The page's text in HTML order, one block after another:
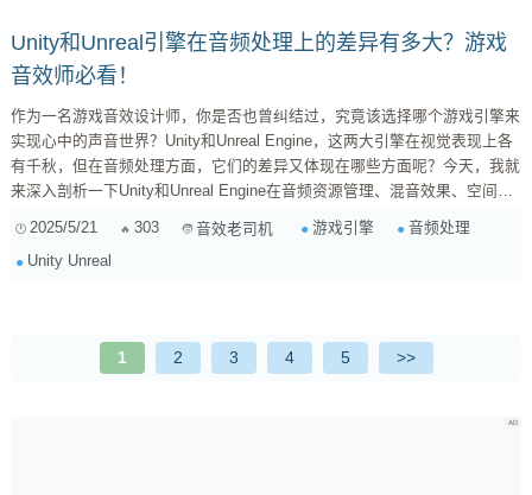
Unity和Unreal引擎在音频处理上的差异有多大？游戏
音效师必看！
作为一名游戏音效设计师，你是否也曾纠结过，究竟该选择哪个游戏引擎来
实现心中的声音世界？Unity和Unreal Engine，这两大引擎在视觉表现上各
有千秋，但在音频处理方面，它们的差异又体现在哪些方面呢？今天，我就
来深入剖析一下Unity和Unreal Engine在音频资源管理、混音效果、空间音
效等方面的技术差异，以及这些差异对游戏最终音频质量的影响。 一、音
频资源管理：殊途同归，各有侧重 Unity：简洁易用，灵活定制 Unity的音
频资源管理以其...
2025/5/21 303 音效老司机 游戏引擎
音频处理
Unity Unreal
1 2 3 4 5 >>